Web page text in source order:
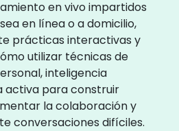
en vivo impartidos
en línea o a domicilio,
prácticas interactivas y
utilizar técnicas de
inteligencia
activa para construir
la colaboración y
conversaciones difíciles.